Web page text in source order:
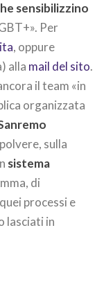
sensibilizzino
Per
, oppure
alla mail del sito.
il team «in
organizzata
sulla
sistema
di
processi e
lasciati in